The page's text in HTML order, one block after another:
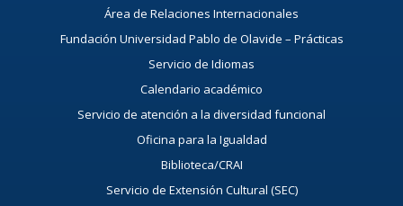
Área de Relaciones Internacionales
Fundación Universidad Pablo de Olavide – Prácticas
Servicio de Idiomas
Calendario académico
Servicio de atención a la diversidad funcional
Oficina para la Igualdad
Biblioteca/CRAI
Servicio de Extensión Cultural (SEC)